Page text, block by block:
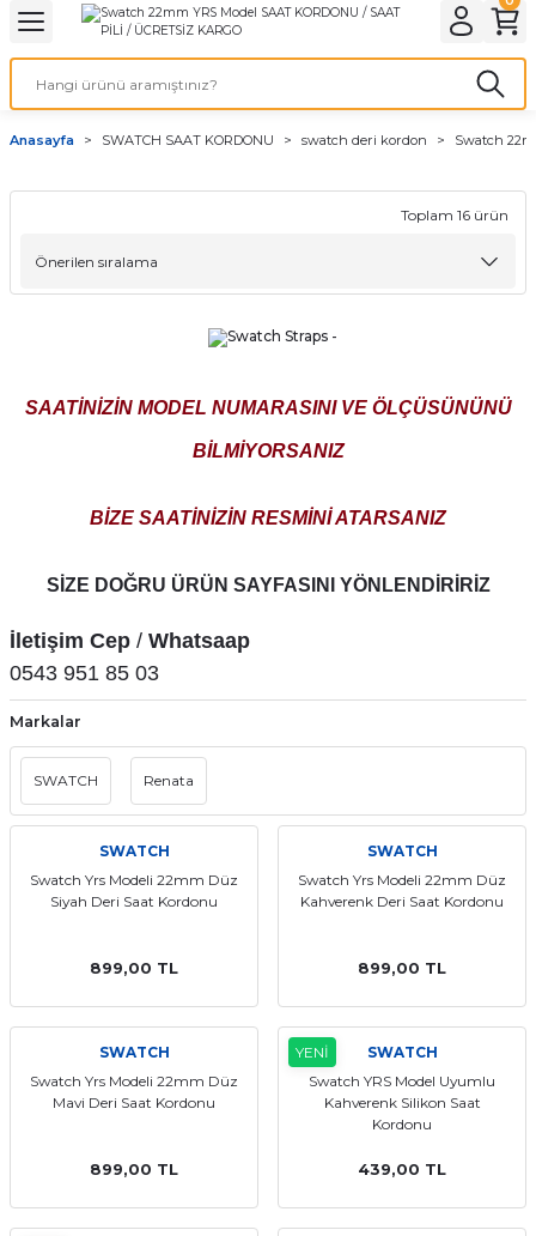
Geri Dön
& ELEKTİRİK AYDINLATMA & ELEKTRİK
Geri Dön
ve Cihaz Pilleri
ÇEŞİTLERİ
Geri Dön
Geri Dön
Kordon Çeşitleri
Kordonu
Anasayfa SWATCH SAAT KORDONU swatch deri kordon Swatch
Toplam 16 ürün
SAATİNİZİN MODEL NUMARASINI VE ÖLÇÜSÜNÜNÜ
BİLMİYORSANIZ
BİZE SAATİNİZİN RESMİNİ ATARSANIZ
SİZE DOĞRU ÜRÜN SAYFASINI YÖNLENDİRİRİZ
İletişim Cep / Whatsaap
0543 951 85 03
Markalar
SWATCH Renata
SWATCH
Swatch Yrs Modeli 22mm Düz
Siyah Deri Saat Kordonu
899,00 TL
SWATCH
Swatch Yrs Modeli 22mm Düz
Kahverenk Deri Saat Kordonu
899,00 TL
SWATCH
Swatch Yrs Modeli 22mm Düz
Mavi Deri Saat Kordonu
899,00 TL
YENİ
SWATCH
Swatch YRS Model Uyumlu
Kahverenk Silikon Saat
Kordonu
439,00 TL